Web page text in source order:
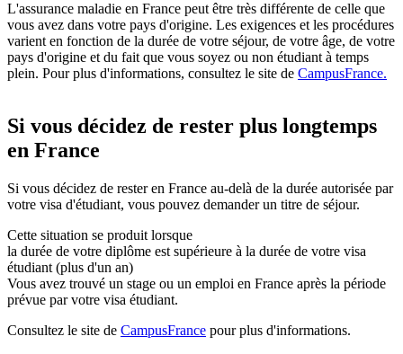
L'assurance maladie en France peut être très différente de celle que
vous avez dans votre pays d'origine. Les exigences et les procédures
varient en fonction de la durée de votre séjour, de votre âge, de votre
pays d'origine et du fait que vous soyez ou non étudiant à temps
plein. Pour plus d'informations, consultez le site de CampusFrance.
Si vous décidez de rester plus longtemps
en France
Si vous décidez de rester en France au-delà de la durée autorisée par
votre visa d'étudiant, vous pouvez demander un titre de séjour.
Cette situation se produit lorsque
la durée de votre diplôme est supérieure à la durée de votre visa
étudiant (plus d'un an)
Vous avez trouvé un stage ou un emploi en France après la période
prévue par votre visa étudiant.
Consultez le site de CampusFrance pour plus d'informations.